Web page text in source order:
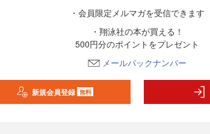
・会員限定メルマガを受信できます
・翔泳社の本が買える！
500円分のポイントをプレゼント
メールバックナンバー
新規会員登録 無料